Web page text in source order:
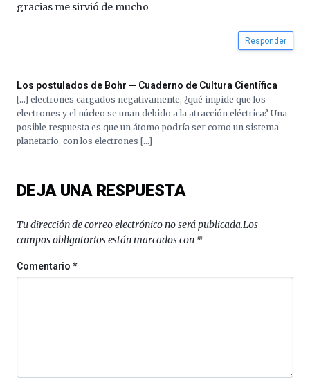
gracias me sirvió de mucho
Responder
Los postulados de Bohr — Cuaderno de Cultura Científica
[…] electrones cargados negativamente, ¿qué impide que los
electrones y el núcleo se unan debido a la atracción eléctrica? Una
posible respuesta es que un átomo podría ser como un sistema
planetario, con los electrones […]
DEJA UNA RESPUESTA
Tu dirección de correo electrónico no será publicada.Los
campos obligatorios están marcados con *
Comentario*